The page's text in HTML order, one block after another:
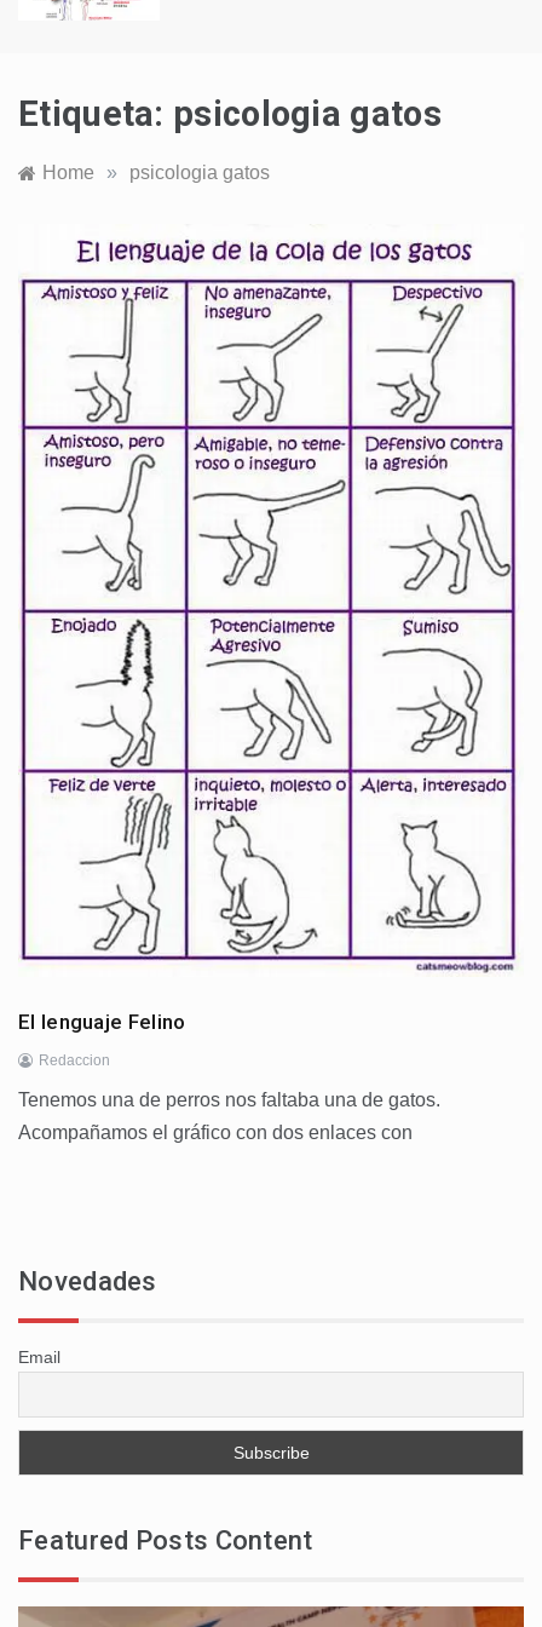
Etiqueta: psicologia gatos
Home » psicologia gatos
El lenguaje Felino
Redaccion
Tenemos una de perros nos faltaba una de gatos.
Acompañamos el gráfico con dos enlaces con
Novedades
Email
Featured Posts Content